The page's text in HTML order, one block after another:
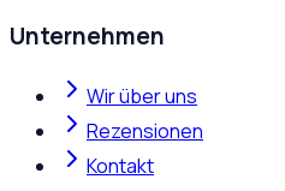
Unternehmen
Wir über uns
Rezensionen
Kontakt